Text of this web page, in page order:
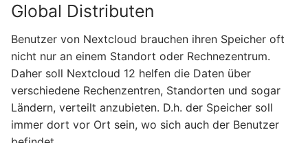
Global Distributen
Benutzer von Nextcloud brauchen ihren Speicher oft
nicht nur an einem Standort oder Rechnezentrum.
Daher soll Nextcloud 12 helfen die Daten über
verschiedene Rechenzentren, Standorten und sogar
Ländern, verteilt anzubieten. D.h. der Speicher soll
immer dort vor Ort sein, wo sich auch der Benutzer